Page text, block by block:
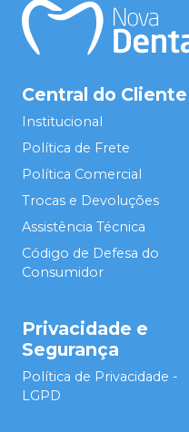
Central do Cliente
Institucional
Política de Frete
Política Comercial
Trocas e Devoluções
Assistência Técnica
Código de Defesa do
Consumidor
Privacidade e
Segurança
Política de Privacidade -
LGPD